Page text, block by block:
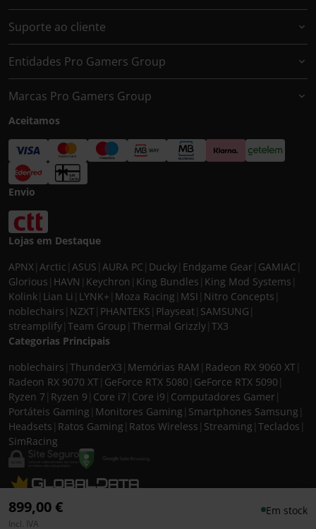
899,00 € Em stock
Incl. IVA
Suporte ao cliente
Entidades Pro Gamers Group
Marcas Pro Gamers Group
Aceitamos
Envio
Lojas em Destaque
APNX Arctic ASUS AURA PC Ducky Endgame Gear GAMIAC
Glorious HAVN Keychron King Bundles King Mod Systems
Kolink Lian Li LYNK+ Moza Racing MSI Nitro Concepts
noblechairs NZXT PHANTEKS Playseat SAMSUNG
streamplify Team Group Thermal Grizzly TX3
Categorias Principais
noblechairs ThunderX3 Memórias RAM Radeon RX 9060 XT
Radeon RX 9070 XT GeForce RTX 5080 GeForce RTX 5090
Ryzen 7 Ryzen 9 Core i7 Core i9 Computadores Gamer
Portáteis Gaming Monitores Gaming Smartphones Samsung
Headsets Ratos Gaming Ratos Wireless Streaming Teclados
SimRacing
© 2026 CASEKING IBERIA. TODOS OS DIREITOS RESERVADOS. IVA incluído à
taxa em vigor para todos os produtos. As fotos apresentadas podem não